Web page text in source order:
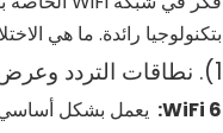
بتكنولوجيا رائدة. ما هي
1). نطاقات التردد وعرض القناة: من المسار المزدوج إلى الشبكة الفائقة
WiFi 6: يعمل بشكل